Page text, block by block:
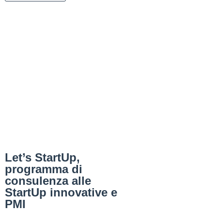
Let’s StartUp,
programma di
consulenza alle
StartUp innovative e
PMI